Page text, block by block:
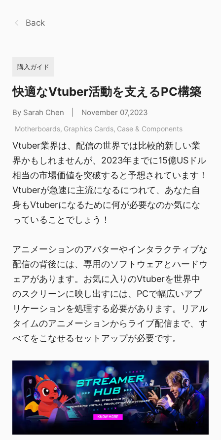
Back
購入ガイド
快適なVtuber活動を支えるPC構築
By Sarah Chen November 07,2023
Motherboards, Graphics Cards, Case & Components
Vtuber業界は、配信の世界では比較的新しい業
界かもしれませんが、2023年までに15億USドル
相当の市場価値を突破すると予想されています！
Vtuberが急速に主流になるにつれて、あなた自
身もVtuberになるために何が必要なのか気にな
っていることでしょう！
アニメーションのアバターやインタラクティブな
配信の背後には、専用のソフトウェアとハードウ
ェアがあります。お気に入りのVtuberを世界中
のスクリーンに映し出すには、PCで幅広いアプ
リケーションを処理する必要があります。リアル
タイムのアニメーションからライブ配信まで、す
べてをこなせるセットアップが必要です。